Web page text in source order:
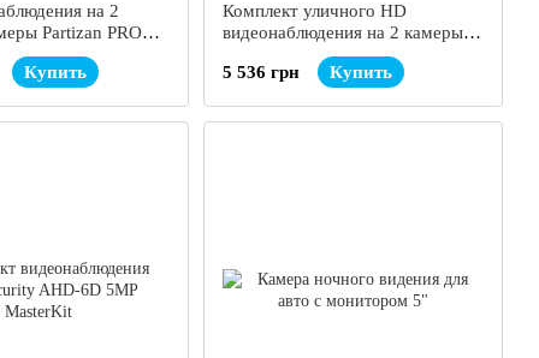
на 2
Partizan PRO
Купить
Комплект уличного HD
видеонаблюдения на 2 камеры
AHD CoVi Security AHD-2W KIT
5 536 грн
Купить